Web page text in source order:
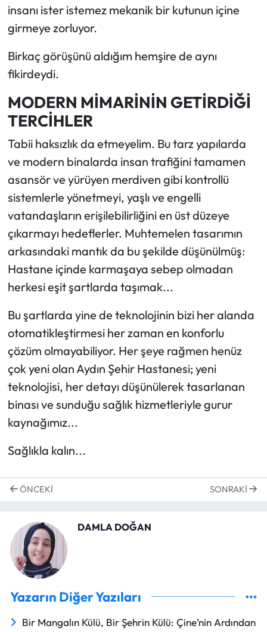
insanı ister istemez mekanik bir kutunun içine
girmeye zorluyor.
Birkaç görüşünü aldığım hemşire de aynı
fikirdeydi.
MODERN MİMARİNİN GETİRDİĞİ
TERCİHLER
Tabii haksızlık da etmeyelim. Bu tarz yapılarda
ve modern binalarda insan trafiğini tamamen
asansör ve yürüyen merdiven gibi kontrollü
sistemlerle yönetmeyi, yaşlı ve engelli
vatandaşların erişilebilirliğini en üst düzeye
çıkarmayı hedeflerler. Muhtemelen tasarımın
arkasındaki mantık da bu şekilde düşünülmüş:
Hastane içinde karmaşaya sebep olmadan
herkesi eşit şartlarda taşımak...
Bu şartlarda yine de teknolojinin bizi her alanda
otomatikleştirmesi her zaman en konforlu
çözüm olmayabiliyor. Her şeye rağmen henüz
çok yeni olan Aydın Şehir Hastanesi; yeni
teknolojisi, her detayı düşünülerek tasarlanan
binası ve sunduğu sağlık hizmetleriyle gurur
kaynağımız...
Sağlıkla kalın...
ÖNCEKI SONRAKI
DAMLA DOĞAN
Yazarın Diğer Yazıları
Bir Mangalın Külü, Bir Şehrin Külü: Çine’nin Ardından